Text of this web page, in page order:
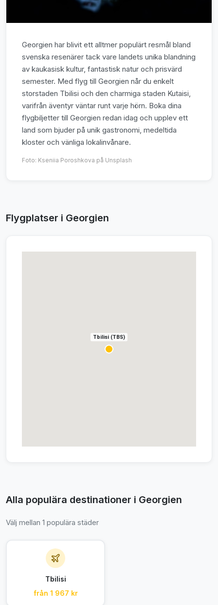
Georgien har blivit ett alltmer populärt resmål bland
svenska resenärer tack vare landets unika blandning
av kaukasisk kultur, fantastisk natur och prisvärd
semester. Med flyg till Georgien når du enkelt
storstaden Tbilisi och den charmiga staden Kutaisi,
varifrån äventyr väntar runt varje hörn. Boka dina
flygbiljetter till Georgien redan idag och upplev ett
land som bjuder på unik gastronomi, medeltida
kloster och vänliga lokalinvånare.
Foto: Kseniia Poroshkova på Unsplash
Flygplatser i Georgien
Tbilisi (TBS)
Alla populära destinationer i Georgien
Välj mellan 1 populära städer
Tbilisi
från 1 967 kr